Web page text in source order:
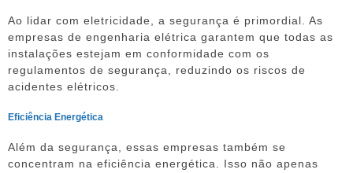
Ao lidar com eletricidade, a segurança é primordial. As
empresas de engenharia elétrica garantem que todas as
instalações estejam em conformidade com os
regulamentos de segurança, reduzindo os riscos de
acidentes elétricos.
Eficiência Energética
Além da segurança, essas empresas também se
concentram na eficiência energética. Isso não apenas